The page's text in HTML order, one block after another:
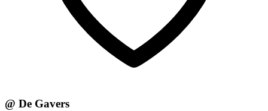
@ De Gavers